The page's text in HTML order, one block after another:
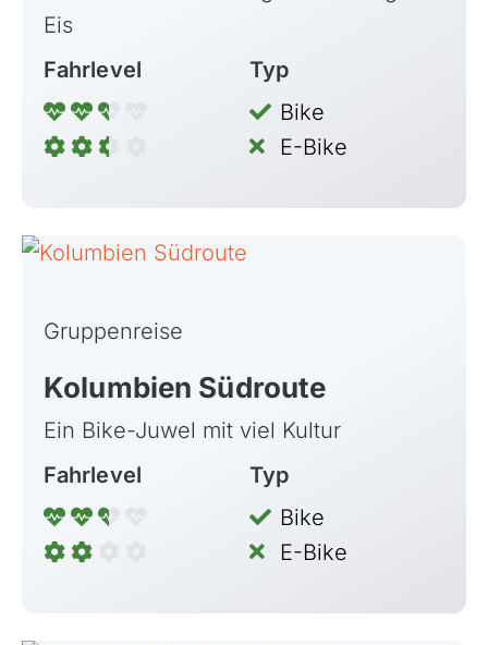
Eis
Fahrlevel
Typ
Bike
E-Bike
Gruppenreise
Kolumbien Südroute
Ein Bike-Juwel mit viel Kultur
Fahrlevel
Typ
Bike
E-Bike